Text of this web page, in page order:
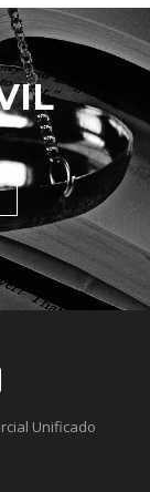
Unificado